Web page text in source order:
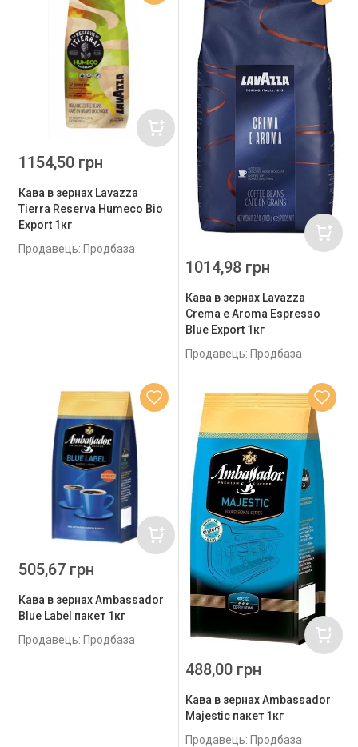
Кава в зернах Lavazza
Tierra Reserva Humeco Bio
Export 1кг
Продавець: Продбаза
1154,50 грн
Кава в зернах Lavazza
Crema e Aroma Espresso
Blue Export 1кг
Продавець: Продбаза
1014,98 грн
Кава в зернах Ambassador
Blue Label пакет 1кг
Продавець: Продбаза
505,67 грн
Кава в зернах Ambassador
Majestic пакет 1кг
Продавець: Продбаза
488,00 грн